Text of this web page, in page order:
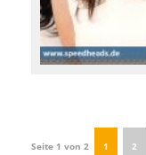
Seite 1 von 2 1 2